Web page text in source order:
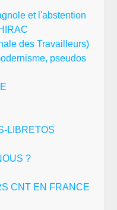
et l'abstention
des Travailleurs)
pseudos
LIBRETOS
?
CNT EN FRANCE